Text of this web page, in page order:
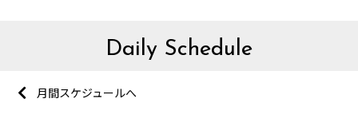
Daily Schedule
月間スケジュールへ